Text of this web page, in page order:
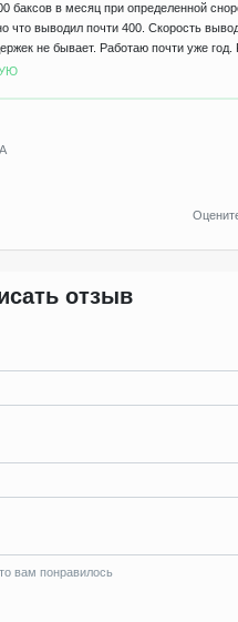
баксов в месяц при определенной
что выводил почти 400. Скорость
не бывает. Работаю почти уже год.
отзыв